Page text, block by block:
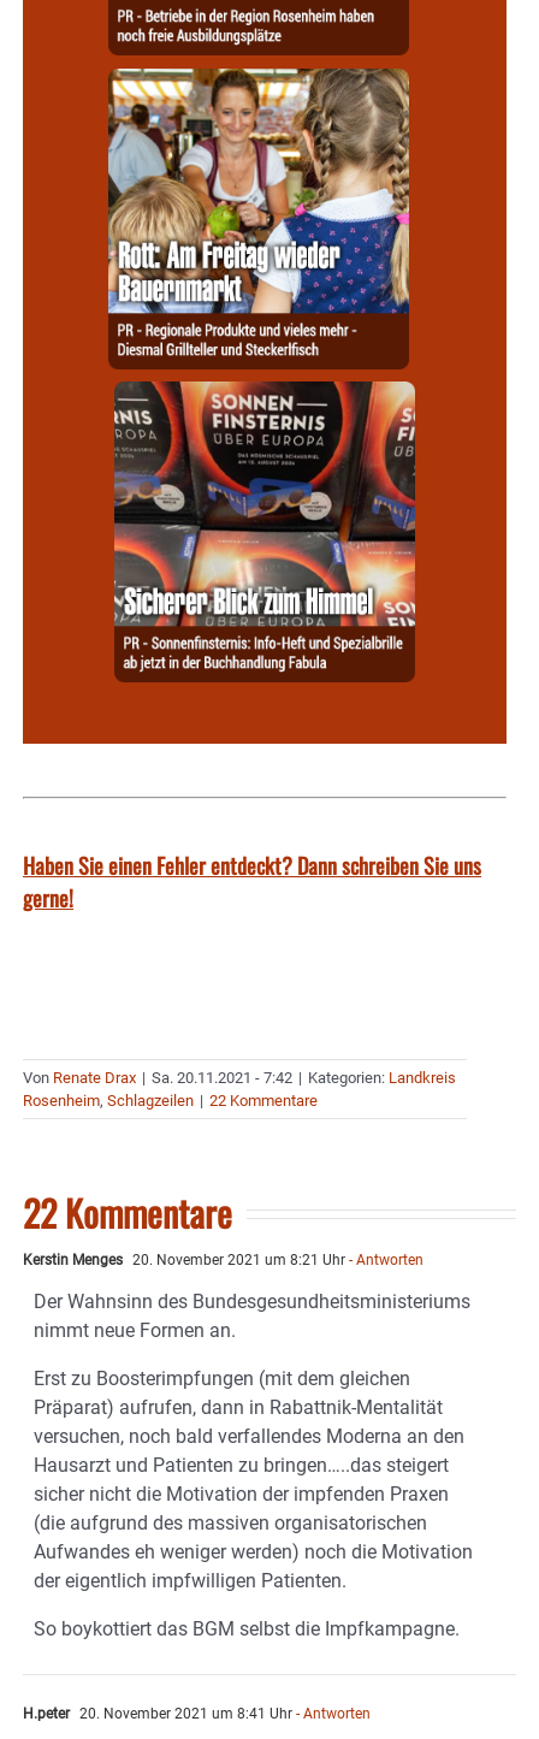
Haben Sie einen Fehler entdeckt? Dann schreiben Sie uns
gerne!
Von Renate Drax | Sa. 20.11.2021 - 7:42 | Kategorien: Landkreis
Rosenheim, Schlagzeilen | 22 Kommentare
22 Kommentare
Kerstin Menges 20. November 2021 um 8:21 Uhr - Antworten
Der Wahnsinn des Bundesgesundheitsministeriums
nimmt neue Formen an.
Erst zu Boosterimpfungen (mit dem gleichen
Präparat) aufrufen, dann in Rabattnik-Mentalität
versuchen, noch bald verfallendes Moderna an den
Hausarzt und Patienten zu bringen…..das steigert
sicher nicht die Motivation der impfenden Praxen
(die aufgrund des massiven organisatorischen
Aufwandes eh weniger werden) noch die Motivation
der eigentlich impfwilligen Patienten.
So boykottiert das BGM selbst die Impfkampagne.
H.peter 20. November 2021 um 8:41 Uhr - Antworten